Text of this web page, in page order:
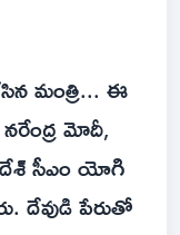
మంత్రి... ఈ
మోదీ,
సీఎం యోగి
దేవుడి పేరుతో